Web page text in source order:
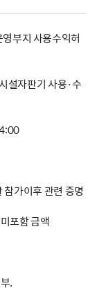
부지 사용수익허
설자판기 사용·수
참가이후 관련 증명
포함 금액
.